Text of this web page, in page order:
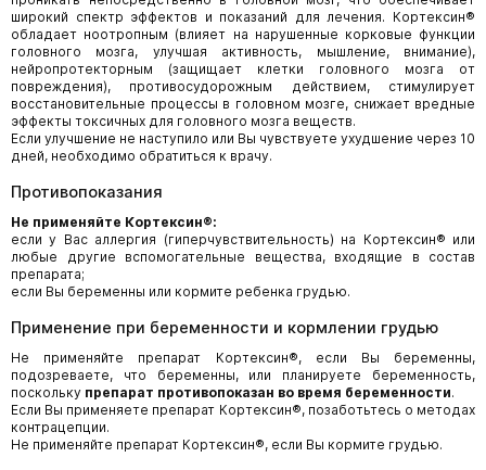
широкий спектр эффектов и показаний для лечения. Кортексин®
обладает ноотропным (влияет на нарушенные корковые функции
головного мозга, улучшая активность, мышление, внимание),
нейропротекторным (защищает клетки головного мозга от
повреждения), противосудорожным действием, стимулирует
восстановительные процессы в головном мозге, снижает вредные
эффекты токсичных для головного мозга веществ.
Если улучшение не наступило или Вы чувствуете ухудшение через 10
дней, необходимо обратиться к врачу.
Противопоказания
Не применяйте Кортексин®:
если у Вас аллергия (гиперчувствительность) на Кортексин® или
любые другие вспомогательные вещества, входящие в состав
препарата;
если Вы беременны или кормите ребенка грудью.
Применение при беременности и кормлении грудью
Не применяйте препарат Кортексин®, если Вы беременны,
подозреваете, что беременны, или планируете беременность,
поскольку препарат противопоказан во время беременности.
Если Вы применяете препарат Кортексин®, позаботьтесь о методах
контрацепции.
Не применяйте препарат Кортексин®, если Вы кормите грудью.